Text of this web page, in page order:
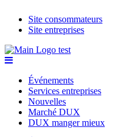
Site consommateurs
Site entreprises
Événements
Services entreprises
Nouvelles
Marché DUX
DUX manger mieux